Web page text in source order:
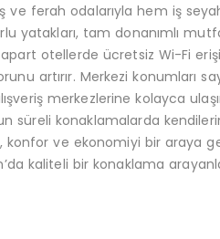
ve ferah odalarıyla hem iş
yatakları, tam donanımlı
otellerde ücretsiz Wi-Fi
artırır. Merkezi konumları
merkezlerine kolayca
süreli konaklamalarda
konfor ve ekonomiyi bir araya
kaliteli bir konaklama